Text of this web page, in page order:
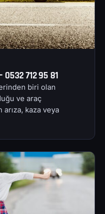
712 95 81
biri olan
ve araç
kaza veya